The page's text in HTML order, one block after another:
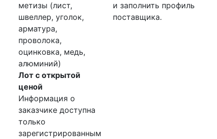
метизы (лист,
швеллер, уголок,
арматура,
проволока,
оцинковка, медь,
алюминий)
Лот с открытой
ценой
Информация о
заказчике доступна
только
зарегистрированным
и заполнить профиль
поставщика.